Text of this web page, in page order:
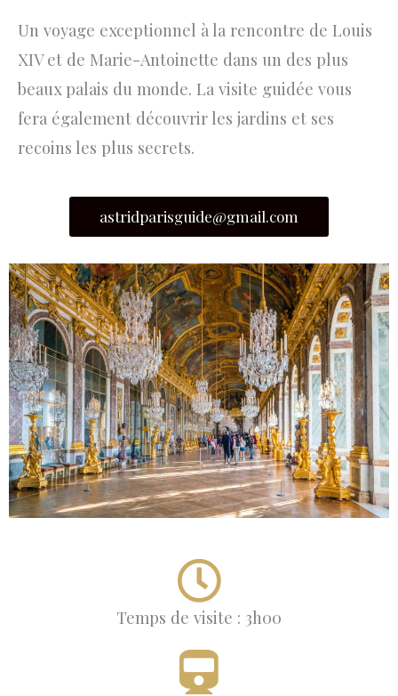
Un voyage exceptionnel à la rencontre de Louis
XIV et de Marie-Antoinette dans un des plus
beaux palais du monde. La visite guidée vous
fera également découvrir les jardins et ses
recoins les plus secrets.
astridparisguide@gmail.com
Temps de visite : 3h00